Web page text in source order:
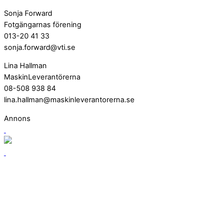
Sonja Forward
Fotgängarnas förening
013-20 41 33
sonja.forward@vti.se
Lina Hallman
MaskinLeverantörerna
08-508 938 84
lina.hallman@maskinleverantorerna.se
Annons